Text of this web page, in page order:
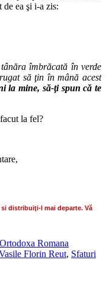
de ea şi i-a zis:
îmbrăcată în verde
să ţin în mână acest
la mine, să-ţi spun că te
la fel?
si distribuiţi-l mai departe. Vă
Romana
Florin Reut, Sfaturi